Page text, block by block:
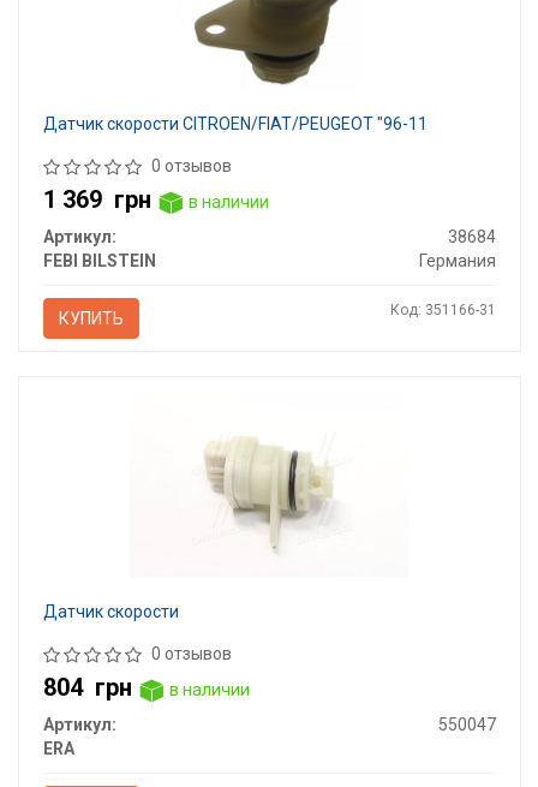
Датчик скорости CITROEN/FIAT/PEUGEOT "96-11
0 отзывов
1 369 грн
в наличии
Артикул:
38684
FEBI BILSTEIN
Германия
КУПИТЬ Код: 351166-31
Датчик скорости
0 отзывов
804 грн
в наличии
Артикул:
550047
ERA